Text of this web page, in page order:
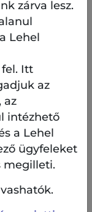
Oláh
díjazottjai
a jövő
keretében
tehetséges
és erkölcsi
és
két
be
Ifj. Balázs
Oláh
zárva lesz.
Lehel
Itt
az
az
intézhető
a Lehel
ügyfeleket
megilleti.